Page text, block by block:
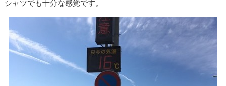
シャツでも十分な感覚です。